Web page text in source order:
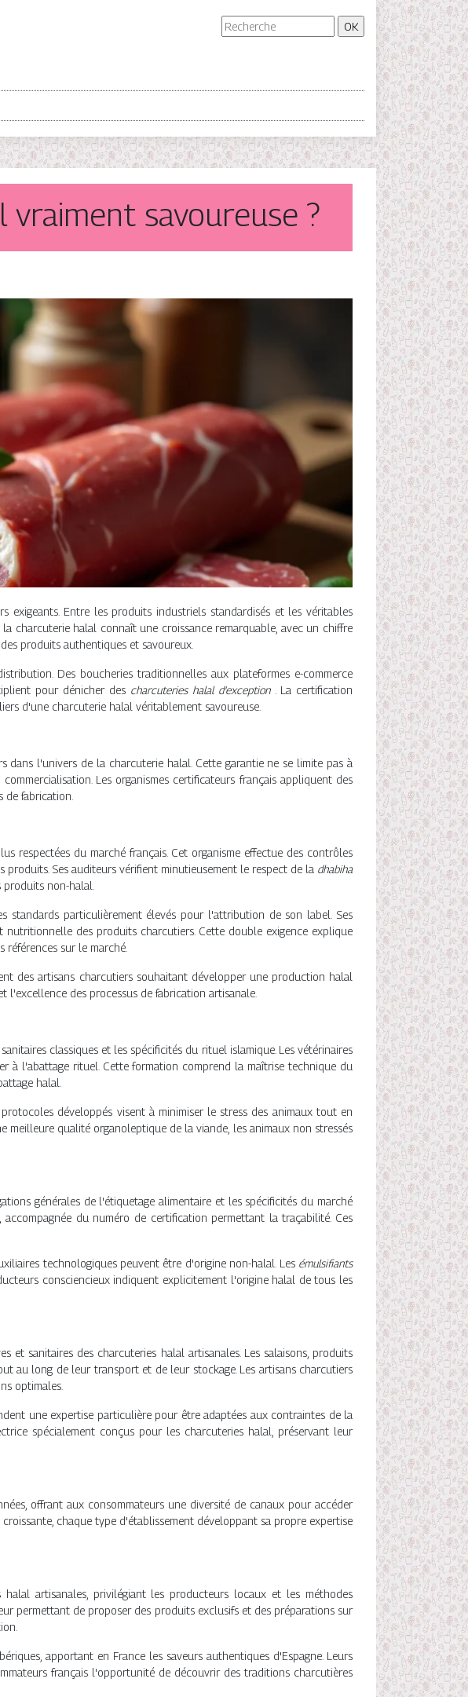
savoureuse ?
Entre les produits industriels standardisés et les véritables
charcuterie halal connaît une croissance remarquable, avec un chiffre
produits authentiques et savoureux.
Des boucheries traditionnelles aux plateformes e-commerce
pour dénicher des charcuteries halal d'exception. La certification
d'une charcuterie halal véritablement savoureuse.
l'univers de la charcuterie halal. Cette garantie ne se limite pas à
Les organismes certificateurs français appliquent des
de fabrication.
respectées du marché français. Cet organisme effectue des contrôles
Ses auditeurs vérifient minutieusement le respect de la dhabiha
produits non-halal.
standards particulièrement élevés pour l'attribution de son label. Ses
des produits charcutiers. Cette double exigence explique
références sur le marché.
des artisans charcutiers souhaitant développer une production halal
l'excellence des processus de fabrication artisanale.
classiques et les spécificités du rituel islamique. Les vétérinaires
à l'abattage rituel. Cette formation comprend la maîtrise technique du
halal.
développés visent à minimiser le stress des animaux tout en
qualité organoleptique de la viande, les animaux non stressés
générales de l'étiquetage alimentaire et les spécificités du marché
du numéro de certification permettant la traçabilité. Ces
technologiques peuvent être d'origine non-halal. Les émulsifiants
consciencieux indiquent explicitement l'origine halal de tous les
sanitaires des charcuteries halal artisanales. Les salaisons, produits
au long de leur transport et de leur stockage. Les artisans charcutiers
optimales.
une expertise particulière pour être adaptées aux contraintes de la
spécialement conçus pour les charcuteries halal, préservant leur
offrant aux consommateurs une diversité de canaux pour accéder
chaque type d'établissement développant sa propre expertise
artisanales, privilégiant les producteurs locaux et les méthodes
permettant de proposer des produits exclusifs et des préparations sur
apportant en France les saveurs authentiques d'Espagne. Leurs
français l'opportunité de découvrir des traditions charcutières